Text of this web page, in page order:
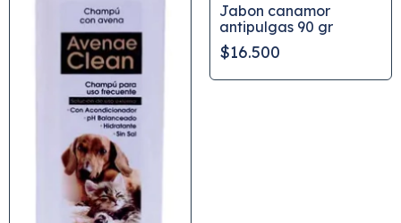
Jabon canamor
antipulgas 90 gr
$16.500